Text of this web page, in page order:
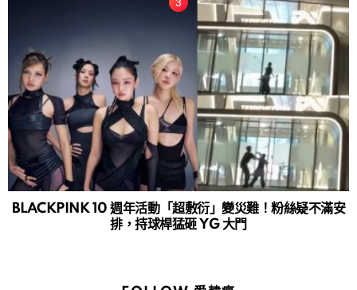
BLACKPINK 10 週年活動「超敷衍」變災難！粉絲疑不滿安
排，持球桿猛砸 YG 大門